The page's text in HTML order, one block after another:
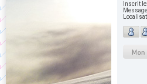
Inscrit le: